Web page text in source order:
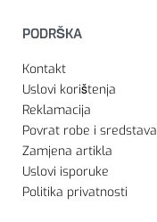
PODRŠKA
Kontakt
Uslovi korištenja
Reklamacija
Povrat robe i sredstava
Zamjena artikla
Uslovi isporuke
Politika privatnosti